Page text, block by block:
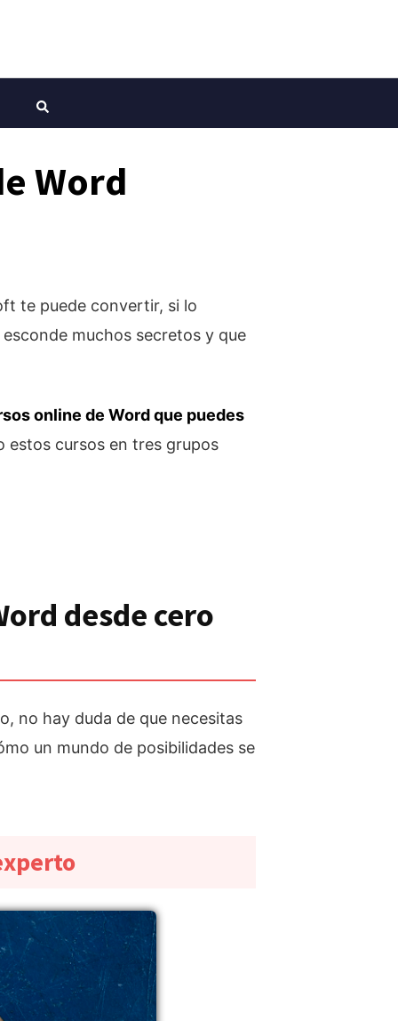
Word
te puede convertir, si lo
muchos secretos y que
online de Word que puedes
estos cursos en tres grupos
desde cero
no hay duda de que necesitas
un mundo de posibilidades se